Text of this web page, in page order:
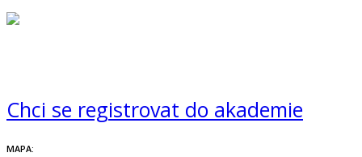
Chci se registrovat do akademie
MAPA: